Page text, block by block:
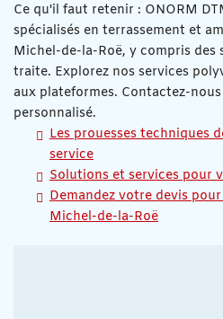
Ce qu'il faut retenir : ONORM
spécialisés en terrassement et
Michel-de-la-Roë, y compris des
traite. Explorez nos services
aux plateformes. Contactez-
personnalisé.
Les prouesses techniques
service
Solutions et services pour
Demandez votre devis
Michel-de-la-Roë